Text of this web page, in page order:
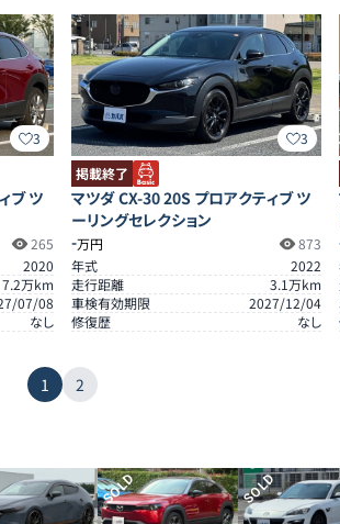
3
ブ ツ
265
2020
7.2万km
07/08
なし
3
掲載終了
マツダ CX-30 20S プロアクティブ ツ
ーリングセレクション
-万円
873
年式
2022
走行距離
3.1万km
車検有効期限
2027/12/04
修復歴
なし
1 2
SOLD SOLD